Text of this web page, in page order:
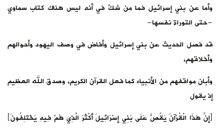
وأما عن بني إسرائيل فما من شكٍّ في أنه ليس هناك كتاب سماوي
-حتى التوراة نفسها-
قد فصل الحديث عن بني إسرائيل وأفاض في وصف اليهود وأحوالهم
وأخلاقهم،
وأبان مواقفهم من الأنبياء كما فعل القرآن الكريم، وصدق الله العظيم
إذ يقول
﴿إِنَّ هَذَا الْقُرْآنَ يَقُصُّ عَلَى بَنِي إِسْرَائِيلَ أَكْثَرَ الَّذِي هُمْ فِيهِ يَخْتَلِفُونَ﴾